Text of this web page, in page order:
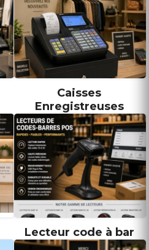
Caisses
Enregistreuses
Lecteur code à bar